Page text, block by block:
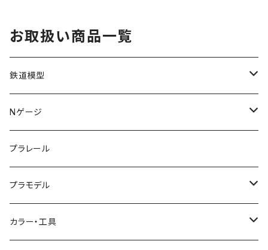
お取扱い商品一覧
鉄道模型
KATO (N)
TOMIX (N)
マイクロエース (N)
グリーンマックス (N)
Nゲージ
車両
入門セット
レール
プラレール
プラモデル
ガンプラ
カラー・工具